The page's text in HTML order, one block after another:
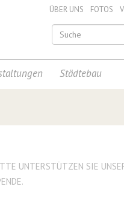
ÜBER UNS FOTOS
Städtebau
UNTERSTÜTZEN SIE